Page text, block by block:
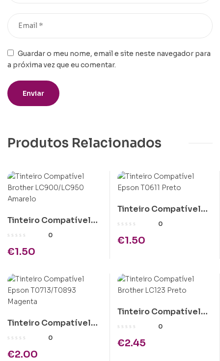
Guardar o meu nome, email e site neste navegador para
a próxima vez que eu comentar.
Produtos Relacionados
Tinteiro Compatível
Brother LC900/LC950
0
€1.50
Tinteiro Compatível
Epson T0611 Preto
0
€1.50
Tinteiro Compatível
Epson T0713/T0893
0
€2.00
Tinteiro Compatível
Brother LC123 Preto
0
€2.45